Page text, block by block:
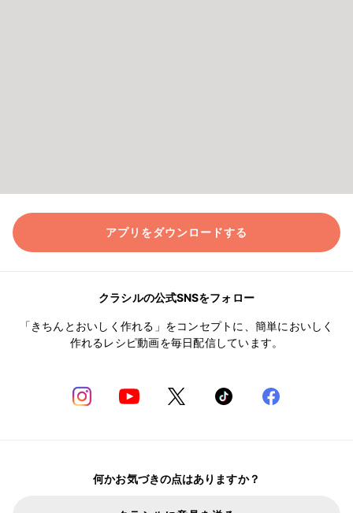
アプリをダウンロードする
クラシルの公式SNSをフォロー
「きちんとおいしく作れる」をコンセプトに、簡単においしく
作れるレシピ動画を毎日配信しています。
何かお気づきの点はありますか？